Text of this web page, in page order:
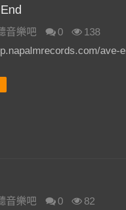
音樂吧 0
138
ave-
音樂吧 0 82